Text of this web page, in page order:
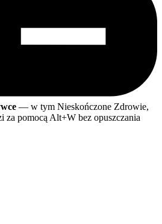
— w tym Nieskończone Zdrowie,
za pomocą Alt+W bez opuszczania